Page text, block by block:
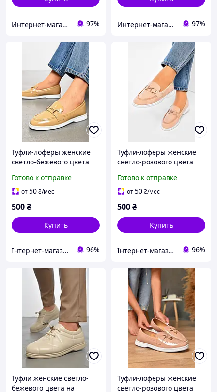
Интернет-магазин Minimalka.com - минимальные цены на одежду и обувь, нижнее белье и другие товары 97% Интернет-магазин Minimalka.com - минимальные цены на одежду и обувь, нижнее белье и другие товары 97%
Туфли-лоферы женские
светло-бежевого цвета
Готово к отправке
от50₴/мес
500₴
Купить
Інтернет-магазин 100500 96%
Туфли-лоферы женские
светло-розового цвета
Готово к отправке
от50₴/мес
500₴
Купить
Інтернет-магазин 100500 96%
Туфли женские светло-
бежевого цвета на
Туфли-лоферы женские
светло-розового цвета